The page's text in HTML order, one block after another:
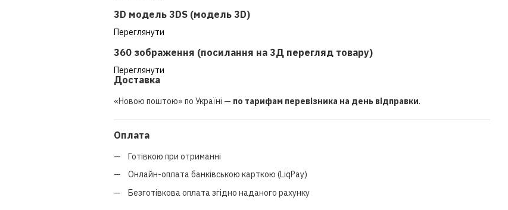
3D модель 3DS (модель 3D)
Переглянути
360 зображення (посилання на 3Д перегляд товару)
Переглянути
Доставка
«Новою поштою» по Україні — по тарифам перевізника на день відправки.
Оплата
Готівкою при отриманні
Онлайн-оплата банківською карткою (LiqPay)
Безготівкова оплата згідно наданого рахунку